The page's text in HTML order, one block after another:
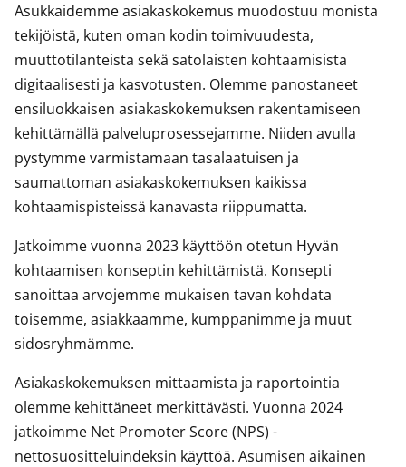
Asukkaidemme asiakaskokemus muodostuu monista
tekijöistä, kuten oman kodin toimivuudesta,
muuttotilanteista sekä satolaisten kohtaamisista
digitaalisesti ja kasvotusten. Olemme panostaneet
ensiluokkaisen asiakaskokemuksen rakentamiseen
kehittämällä palveluprosessejamme. Niiden avulla
pystymme varmistamaan tasalaatuisen ja
saumattoman asiakaskokemuksen kaikissa
kohtaamispisteissä kanavasta riippumatta.
Jatkoimme vuonna 2023 käyttöön otetun Hyvän
kohtaamisen konseptin kehittämistä. Konsepti
sanoittaa arvojemme mukaisen tavan kohdata
toisemme, asiakkaamme, kumppanimme ja muut
sidosryhmämme.
Asiakaskokemuksen mittaamista ja raportointia
olemme kehittäneet merkittävästi. Vuonna 2024
jatkoimme Net Promoter Score (NPS) -
nettosuositteluindeksin käyttöä. Asumisen aikainen